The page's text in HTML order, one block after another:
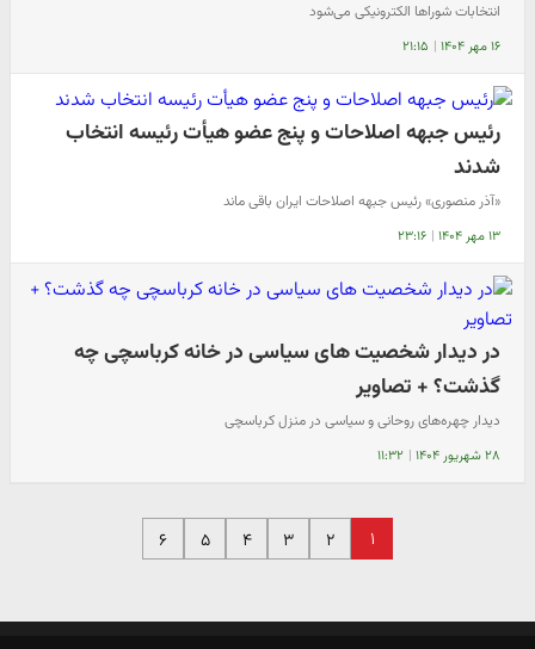
انتخابات شوراها الکترونیکی می‌شود
۱۶ مهر ۱۴۰۴ | ۲۱:۱۵
رئیس جبهه اصلاحات و پنج عضو هیأت رئیسه انتخاب
شدند
«آذر منصوری» رئیس جبهه اصلاحات ایران باقی ماند
۱۳ مهر ۱۴۰۴ | ۲۳:۱۶
در دیدار شخصیت های سیاسی در خانه کرباسچی چه
گذشت؟ + تصاویر
دیدار چهره‌های روحانی و سیاسی در منزل کرباسچی
۲۸ شهریور ۱۴۰۴ | ۱۱:۳۲
۱ ۲ ۳ ۴ ۵ ۶